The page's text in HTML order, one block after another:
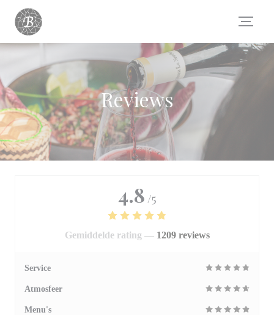
Cookies beheer paneel
Reviews
4.8 /5
Gemiddelde rating — 1209 reviews
Service
Atmosfeer
Menu's